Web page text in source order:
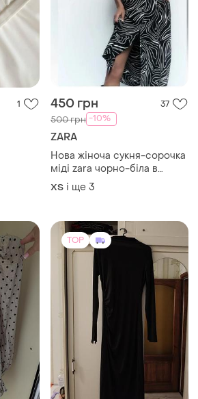
1 450 грн 37
500 грн -10%
ZARA
Нова жіноча сукня-сорочка
міді zara чорно-біла в
геометричний принт з
об'ємними рукавами xs-l
ХS і ще 3
TOP